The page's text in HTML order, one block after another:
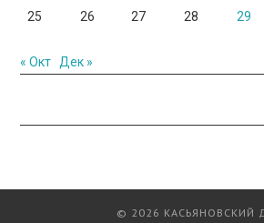
25 26 27 28 29
« Окт Дек »
© 2026 КАСЬЯНОВСКИЙ